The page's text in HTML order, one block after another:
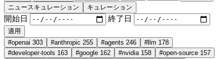
ニュースキュレーション
キュレーション
開始日 終了日
適用
#openai 303 #anthropic 255 #agents 246 #llm 178
#developer-tools 163 #google 162 #nvidia 158 #open-source 157